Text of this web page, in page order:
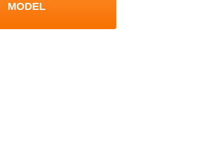
MODEL